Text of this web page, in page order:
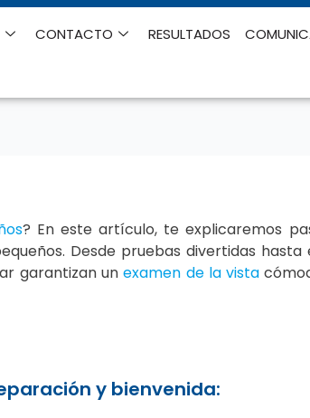
CONTACTO RESULTADOS
? En este artículo, te explicaremos
Desde pruebas divertidas hasta
garantizan unexamen de la vista
y bienvenida: